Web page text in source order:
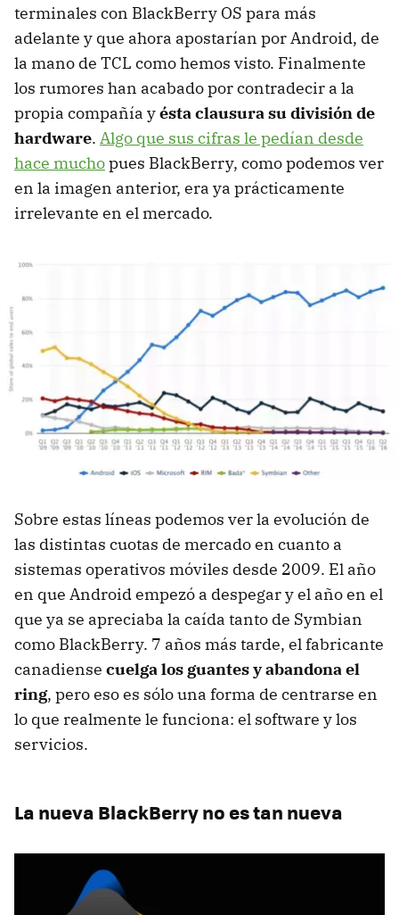
terminales con BlackBerry OS para más
adelante y que ahora apostarían por Android, de
la mano de TCL como hemos visto. Finalmente
los rumores han acabado por contradecir a la
propia compañía yésta clausura su división de
hardware. Algo que sus cifras le pedían desde
hace muchopues BlackBerry, como podemos ver
en la imagen anterior, era ya prácticamente
irrelevante en el mercado.
Sobre estas líneas podemos ver la evolución de
las distintas cuotas de mercado en cuanto a
sistemas operativos móviles desde 2009. El año
en que Android empezó a despegar y el año en el
que ya se apreciaba la caída tanto de Symbian
como BlackBerry. 7 años más tarde, el fabricante
canadiense cuelga los guantes y abandona el
ring, pero eso es sólo una forma de centrarse en
lo que realmente le funciona: el software y los
servicios.
La nueva BlackBerry no es tan nueva